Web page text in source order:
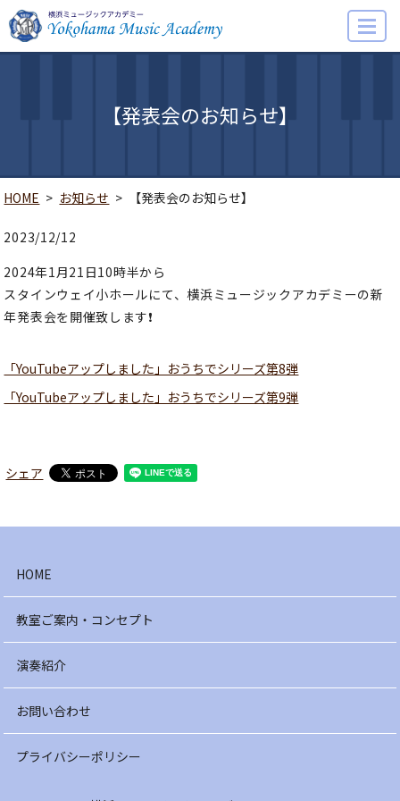
MENU
【発表会のお知らせ】
HOME お知らせ 【発表会のお知らせ】
2023/12/12
2024年1月21日10時半から
スタインウェイ小ホールにて、横浜ミュージックアカデミーの新
年発表会を開催致します❗
「YouTubeアップしました」おうちでシリーズ第8弾
「YouTubeアップしました」おうちでシリーズ第9弾
シェア
HOME
教室ご案内・コンセプト
演奏紹介
お問い合わせ
プライバシーポリシー